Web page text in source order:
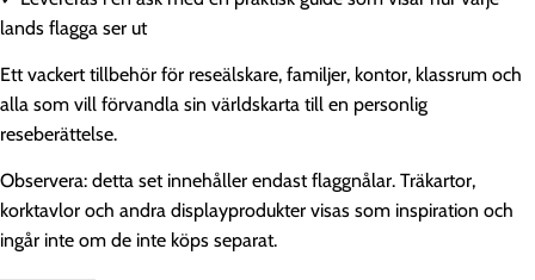
lands flagga ser ut
Ett vackert tillbehör för reseälskare, familjer, kontor, klassrum och
alla som vill förvandla sin världskarta till en personlig
reseberättelse.
Observera: detta set innehåller endast flaggnålar. Träkartor,
korktavlor och andra displayprodukter visas som inspiration och
ingår inte om de inte köps separat.